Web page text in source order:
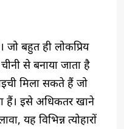
जो बहुत ही लोकप्रिय
से बनाया जाता है
मिला सकते हैं जो
हैं। इसे अधिकतर खाने
यह विभिन्न त्योहारों